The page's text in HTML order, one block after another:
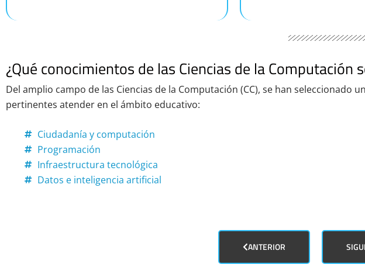
¿Qué conocimientos de las Ciencias de la
Del amplio campo de las Ciencias de la Computación (CC), se han seleccionado
pertinentes atender en el ámbito educativo:
Ciudadanía y computación
Programación
Infraestructura tecnológica
Datos e inteligencia artificial
ANTERIOR